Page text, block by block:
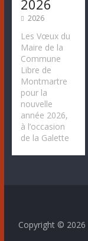
2026
2026
Les Vœux du
Maire de la
Commune
Libre de
Montmartre
pour la
nouvelle
année 2026,
à l’occasion
de la Galette
Copyright © 2026